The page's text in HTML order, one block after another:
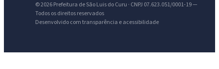
© 2026 Prefeitura de São Luis do Curu · CNPJ 07.623.051/0001-19 —
Todos os direitos reservados
Desenvolvido com transparência e acessibilidade